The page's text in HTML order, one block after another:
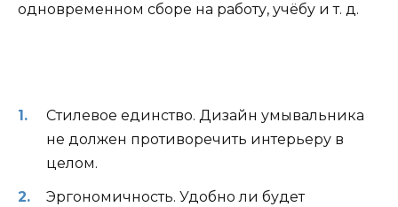
одновременном сборе на работу, учёбу и т. д.
Стилевое единство. Дизайн умывальника
не должен противоречить интерьеру в
целом.
Эргономичность. Удобно ли будет